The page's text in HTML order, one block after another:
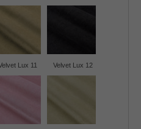
Lux 11 Velvet Lux 12